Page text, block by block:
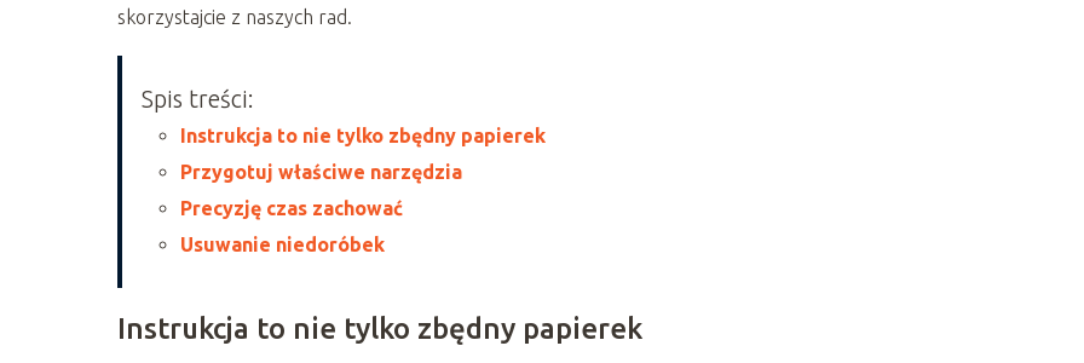
skorzystajcie z naszych rad.
Spis treści:
Instrukcja to nie tylko zbędny papierek
Przygotuj właściwe narzędzia
Precyzję czas zachować
Usuwanie niedoróbek
Instrukcja to nie tylko zbędny papierek